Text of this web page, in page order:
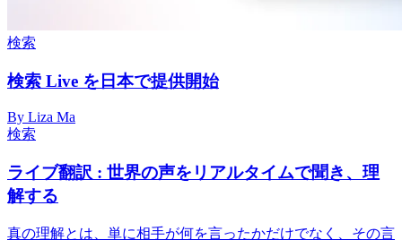
検索
検索 Live を日本で提供開始
By Liza Ma
検索
ライブ翻訳 : 世界の声をリアルタイムで聞き、理
解する
真の理解とは、単に相手が何を言ったかだけでなく、その言